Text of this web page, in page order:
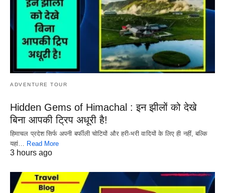
ADVENTURE TOUR
Hidden Gems of Himachal : इन झीलों को देखे
बिना आपकी ट्रिप अधूरी है!
हिमाचल प्रदेश सिर्फ अपनी बर्फीली चोटियों और हरी-भरी वादियों के लिए ही नहीं, बल्कि
यहां…
Read More
3 hours ago